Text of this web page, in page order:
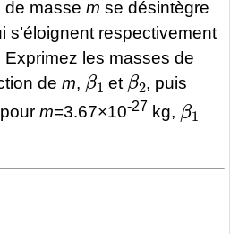
de masse m se désintègre
s’éloignent respectivement
Exprimez les masses de
de m,
β1
et
β2
, puis
m=3.67×10-27 kg,
β